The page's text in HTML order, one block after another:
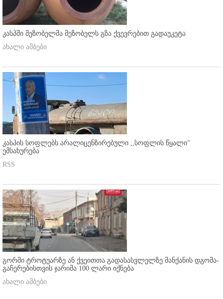
კასპში მეზობელმა მეზობელს გზა ქვევრებით გადაუკეტა
ახალი ამბები
კასპის სოფლებს არალიცენზირებული ,,სოფლის წყალი"
ემსახურება
RSS
გორში ტროტუარზე ან ქვეითთა გადასასვლელზე მანქანის დგომა-
გაჩერებისთვის ჯარიმა 100 ლარი იქნება
ახალი ამბები